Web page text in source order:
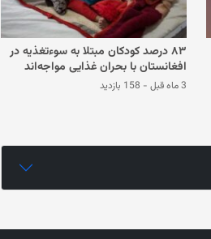
۸۳ درصد کودکان مبتلا به سوءتغذیه در
افغانستان با بحران غذایی مواجه‌اند
3 ماه قبل - 158 بازدید